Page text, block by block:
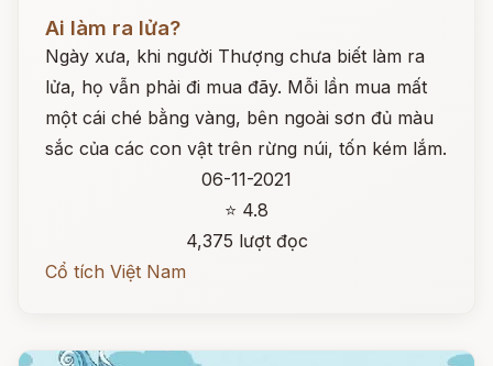
Ai làm ra lửa?
Ngày xưa, khi người Thượng chưa biết làm ra
lửa, họ vẫn phải đi mua đãy. Mỗi lần mua mất
một cái ché bằng vàng, bên ngoài sơn đủ màu
sắc của các con vật trên rừng núi, tốn kém lắm.
06-11-2021
⭐ 4.8
4,375 lượt đọc
Cổ tích Việt Nam